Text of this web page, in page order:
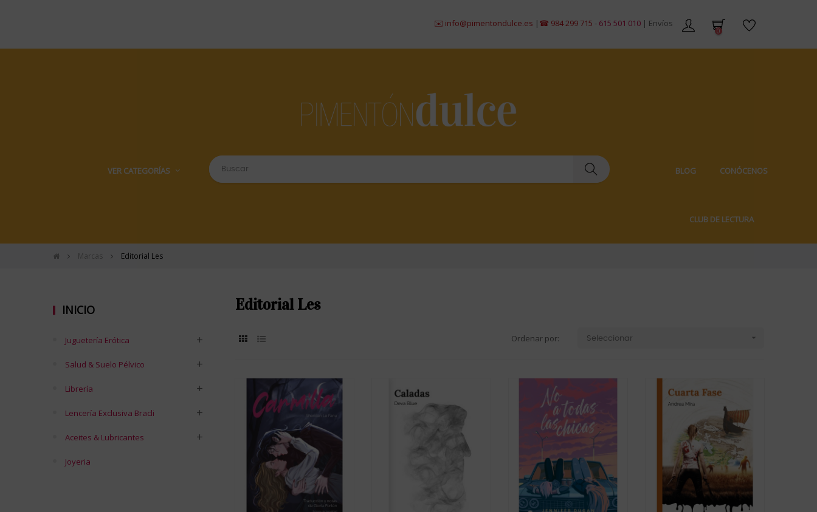
✉️ info@pimentondulce.es |☎ 984 299 715-615 501 010| Envíos gratis en pedidos de +59€ | Envíos 100%
0
VER CATEGORÍAS BLOG CONÓCENOS
CLUB DE LECTURA
Marcas Editorial Les
INICIO
Juguetería Erótica
Salud & Suelo Pélvico
Librería
Lencería Exclusiva Bracli
Aceites & Lubricantes
Joyeria
Editorial Les
Ordenar por: Seleccionar 